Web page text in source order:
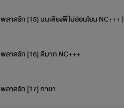
พลาดรัก [15] บนเตียงพี่ไม่อ่อนโยน NC+++
พลาดรัก [16] ดีมาก NC+++
พลาดรัก [17] ทายา